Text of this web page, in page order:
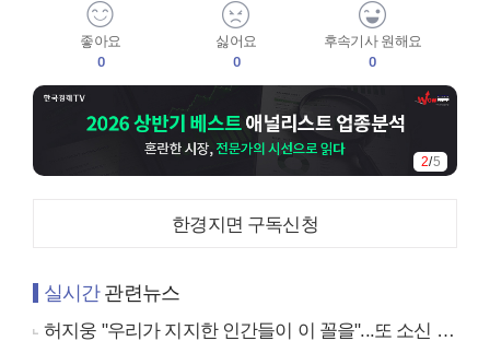
좋아요
0
싫어요
0
후속기사 원해요
0
3/5
한경지면 구독신청
실시간관련뉴스
허지웅 "우리가 지지한 인간들이 이 꼴을"...또 소신 발언